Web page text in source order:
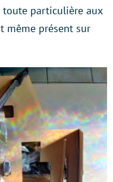
particulière aux
même présent sur